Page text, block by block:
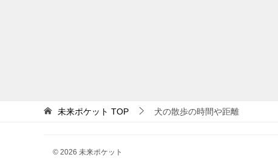
未来ポケット TOP 犬の散歩の時間や距離
© 2026 未来ポケット